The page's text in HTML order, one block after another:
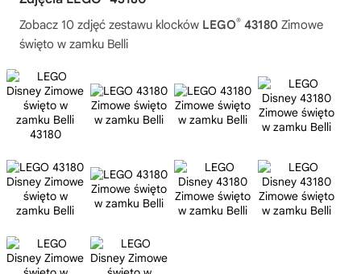
Zobacz 10 zdjęć zestawu klocków LEGO® 43180 Zimowe
święto w zamku Belli